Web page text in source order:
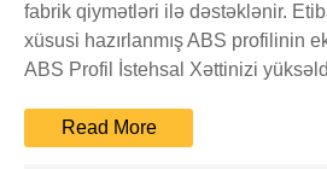
fabrik qiymətləri ilə dəstəklənir.
xüsusi hazırlanmış ABS profilinin
ABS Profil İstehsal Xəttinizi